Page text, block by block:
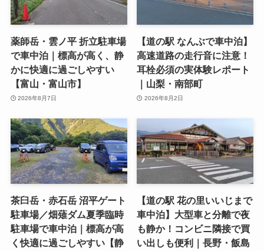
薬師岳・雲ノ平 折立駐車場
で車中泊｜標高が高く、静
かに快適に過ごしやすい
【富山・富山市】
2026年8月7日
【道の駅 なんぶで車中泊】
高速道路の走行音に注意！
耳栓必須の実体験レポート
｜山梨・南部町
2026年8月2日
茶臼岳・赤石岳 沼平ゲート
駐車場／畑薙ダム夏季臨時
駐車場で車中泊｜標高が高
く快適に過ごしやすい【静
【道の駅 花の里いいじまで
車中泊】大型車と分離で夜
も静か！コンビニ隣接で買
い出しも便利｜長野・飯島